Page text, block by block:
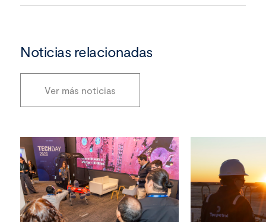
Noticias relacionadas
Ver más noticias